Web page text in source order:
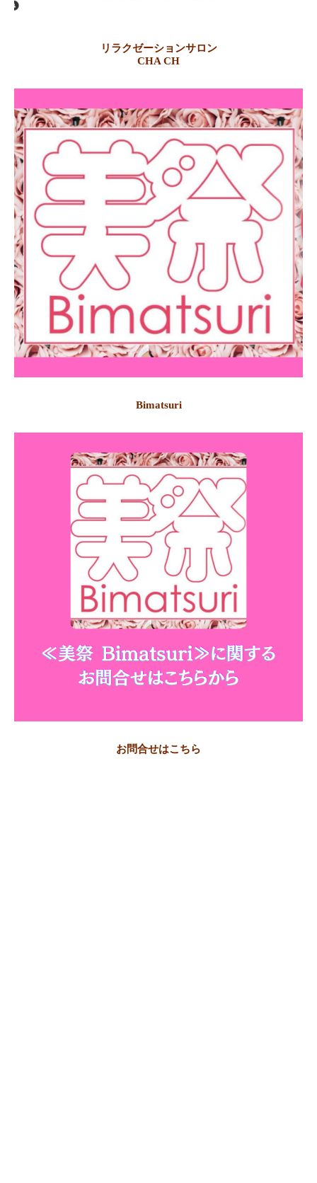
リラクゼーションサロン
CHA CH
Bimatsuri
お問合せはこちら